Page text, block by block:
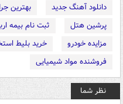
دانلود آهنگ جدید
بهترین
پرشین هتل
ثبت نام بیمه
مزایده خودرو
خرید بلیط
فروشنده مواد شیمیایی
نظر شما